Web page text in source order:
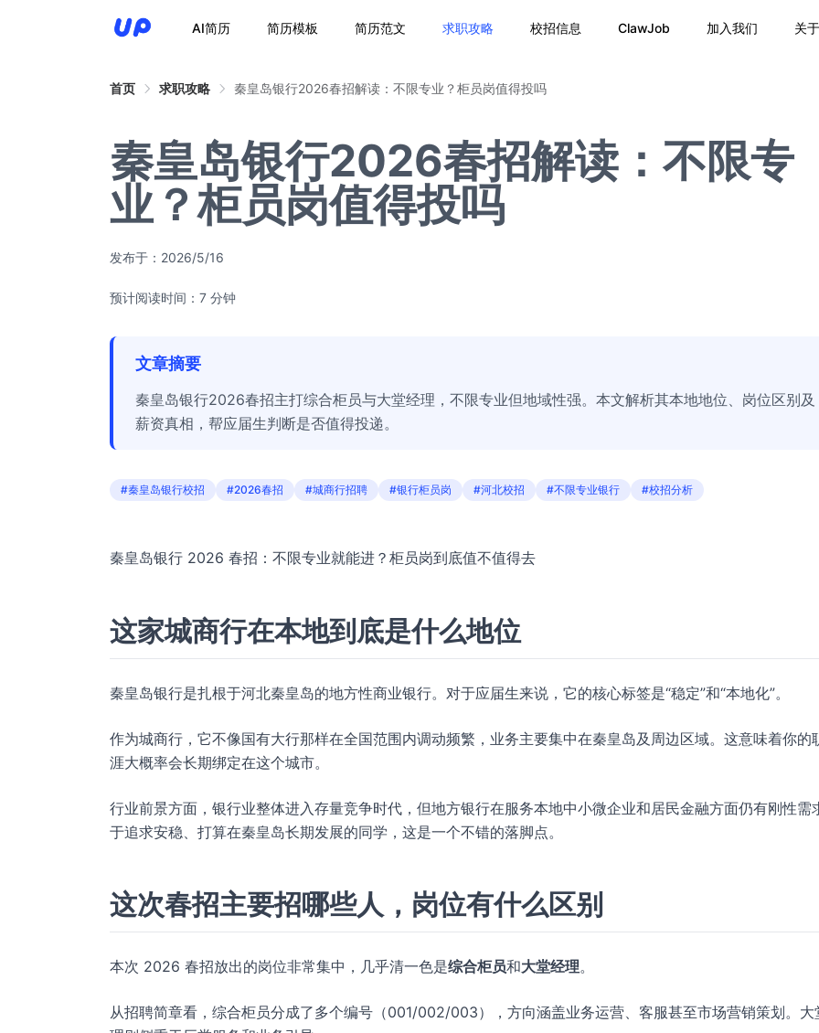
AI简历 简历模板 简历范文 求职攻略 校招信息 ClawJob 加入我们 关
首页 求职攻略 秦皇岛银行2026春招解读：不限专业？柜员岗值得投吗
秦皇岛银行2026春招解读：不限专
业？柜员岗值得投吗
发布于： 2026/5/16
预计阅读时间：7 分钟
文章摘要
秦皇岛银行2026春招主打综合柜员与大堂经理，不限专业但地域性强。本文解析其本地地位、岗位区别及
薪资真相，帮应届生判断是否值得投递。
#秦皇岛银行校招 #2026春招 #城商行招聘 #银行柜员岗 #河北校招 #不限专业银行 #校招分析
秦皇岛银行 2026 春招：不限专业就能进？柜员岗到底值不值得去
这家城商行在本地到底是什么地位
秦皇岛银行是扎根于河北秦皇岛的地方性商业银行。对于应届生来说，它的核心标签是“稳定”和“本地化”。
作为城商行，它不像国有大行那样在全国范围内调动频繁，业务主要集中在秦皇岛及周边区域。这意味着你的
涯大概率会长期绑定在这个城市。
行业前景方面，银行业整体进入存量竞争时代，但地方银行在服务本地中小微企业和居民金融方面仍有刚性需
于追求安稳、打算在秦皇岛长期发展的同学，这是一个不错的落脚点。
这次春招主要招哪些人，岗位有什么区别
本次 2026 春招放出的岗位非常集中，几乎清一色是综合柜员和大堂经理。
从招聘简章看，综合柜员分成了多个编号（001/002/003），方向涵盖业务运营、客服甚至市场营销策划。大